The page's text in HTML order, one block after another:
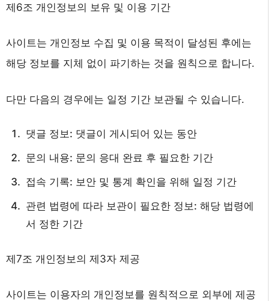
제6조 개인정보의 보유 및 이용 기간
사이트는 개인정보 수집 및 이용 목적이 달성된 후에는
해당 정보를 지체 없이 파기하는 것을 원칙으로 합니다.
다만 다음의 경우에는 일정 기간 보관될 수 있습니다.
댓글 정보: 댓글이 게시되어 있는 동안
문의 내용: 문의 응대 완료 후 필요한 기간
접속 기록: 보안 및 통계 확인을 위해 일정 기간
관련 법령에 따라 보관이 필요한 정보: 해당 법령에
서 정한 기간
제7조 개인정보의 제3자 제공
사이트는 이용자의 개인정보를 원칙적으로 외부에 제공